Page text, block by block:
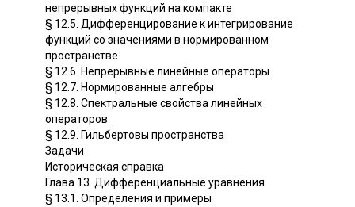
непрерывных функций на компакте
§ 12.5. Дифференцирование к интегрирование
функций со значениями в нормированном
пространстве
§ 12.6. Непрерывные линейные операторы
§ 12.7. Нормированные алгебры
§ 12.8. Спектральные свойства линейных
операторов
§ 12.9. Гильбертовы пространства
Задачи
Историческая справка
Глава 13. Дифференциальные уравнения
§ 13.1. Определения и примеры